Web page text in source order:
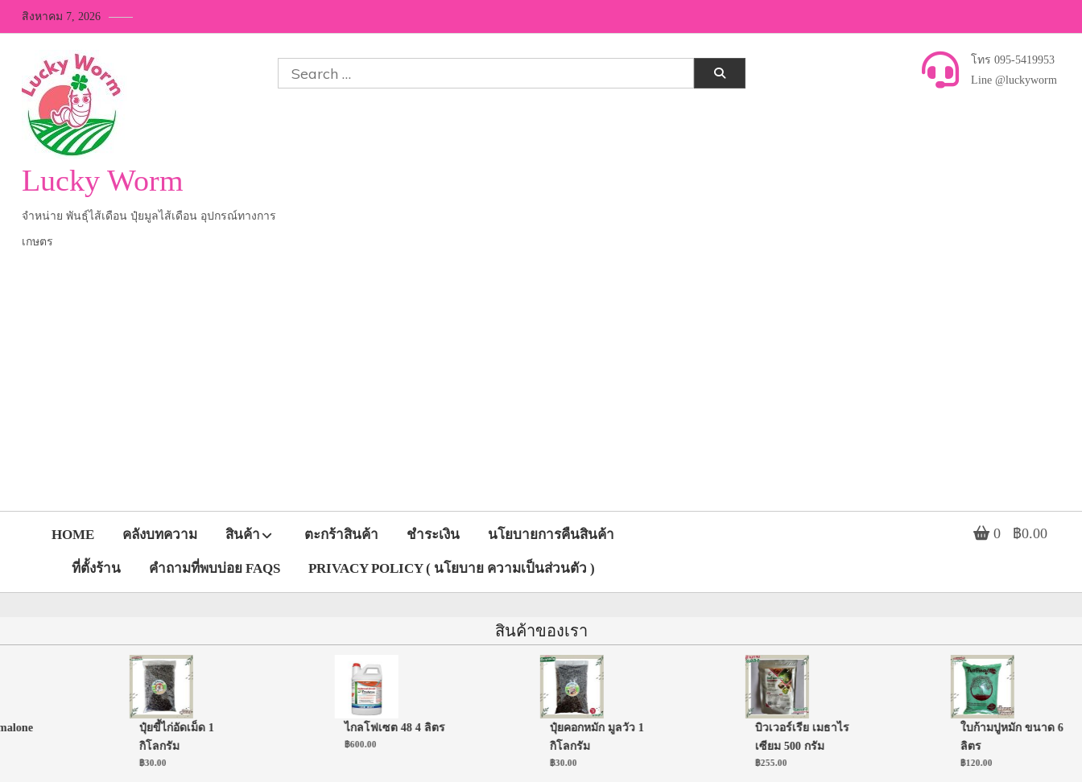
Skip
to
สิงหาคม 7, 2026
Lucky Worm
จำหน่าย พันธุ์ไส้เดือน ปุ๋ยมูลไส้เดือน อุปกรณ์ทางการ
เกษตร
Search
โทร 095-5419953
Line @luckyworm
HOME คลังบทความ สินค้า ตะกร้าสินค้า ชำระเงิน นโยบายการคืนสินค้า
ที่ตั้งร้าน คำถามที่พบบ่อย FAQS PRIVACY POLICY ( นโยบาย ความเป็นส่วนตัว )
0 ฿0.00
สินค้าของเรา
ปุ๋ยขี้ไก่อัดเม็ด 1
กิโลกรัม
30.00
ไกลโฟเซต 48 4 ลิตร
600.00
ปุ๋ยคอกหมัก มูลวัว 1
กิโลกรัม
30.00
บิวเวอร์เรีย เมธาไร
เซียม 500 กรัม
255.00
ใบก้ามปูหมัก ขนาด 6
ลิตร
120.00